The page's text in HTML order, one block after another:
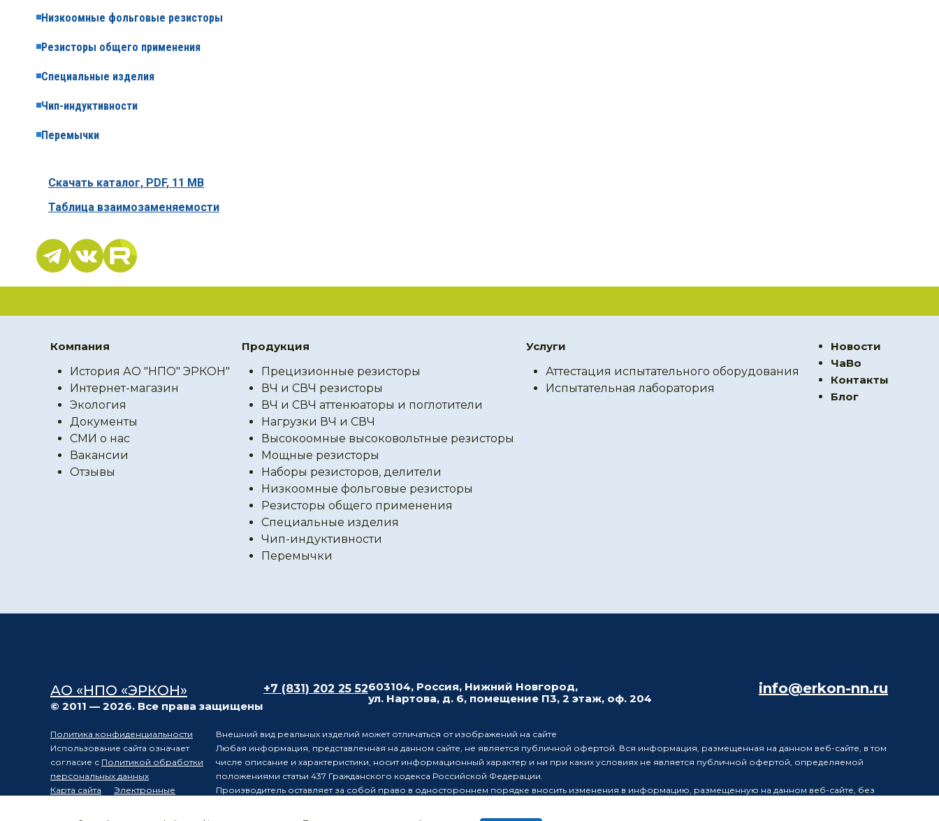
Низкоомные фольговые резисторы
Резисторы общего применения
Специальные изделия
Чип-индуктивности
Перемычки
Скачать каталог, PDF, 11 MB
Таблица взаимозаменяемости
Компания
История АО "НПО" ЭРКОН"
Интернет-магазин
Экология
Документы
СМИ о нас
Вакансии
Отзывы
Продукция
Прецизионные резисторы
ВЧ и СВЧ резисторы
ВЧ и СВЧ аттенюаторы и поглотители
Нагрузки ВЧ и СВЧ
Высокоомные высоковольтные резисторы
Мощные резисторы
Наборы резисторов, делители
Низкоомные фольговые резисторы
Резисторы общего применения
Специальные изделия
Чип-индуктивности
Перемычки
Услуги
Аттестация испытательного оборудования
Испытательная лаборатория
Новости
ЧаВо
Контакты
Блог
АО «НПО «ЭРКОН»
© 2011 — 2026. Все права защищены
+7 (831) 202 25 52603104, Россия, Нижний Новгород,
ул. Нартова, д. 6, помещение П3, 2 этаж, оф. 204
info@erkon-nn.ru
Политика конфиденциальности
Использование сайта означает
согласие с Политикой обработки
персональных данных
Карта сайта
Электронные
Внешний вид реальных изделий может отличаться от изображений на сайте
Любая информация, представленная на данном сайте, не является публичной офертой. Вся информация, размещенная на данном веб-сайте, в том
числе описание и характеристики, носит информационный характер и ни при каких условиях не является публичной офертой, определяемой
положениями статьи 437 Гражданского кодекса Российской Федерации.
Производитель оставляет за собой право в одностороннем порядке вносить изменения в информацию, размещенную на данном веб-сайте, без